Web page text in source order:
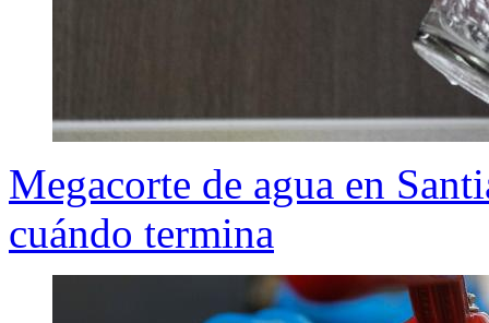
Megacorte de agua en
cuándo termina